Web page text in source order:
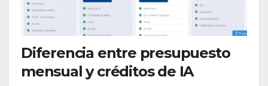
Diferencia entre presupuesto
mensual y créditos de IA